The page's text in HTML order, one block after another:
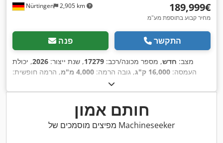
Nürtingen 2,905 km ‏189,999 ‏€
מחיר קבוע בתוספת מע"מ
פנה התקשר
מצב: חדש, מספר מכונה/רכב: 17279, שנת ייצור: 2026, יכולת
העמסה: 16,000 ק"ג , גובה הרמה: 4,000 מ"מ
, הרמה חופשית:
, מרכז העומס:600 מ"מ
טריפלקס, גובה בנייה:3,030 מ"מ , אורך המזלג:2,400 מ"מ
, גודל
משקל כולל:19,300 ק"ג
חותם אמון
מפיצים מוסמכים של Machineseeker